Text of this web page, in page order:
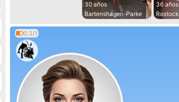
30 años
Bartenshagen-Parke
36 años
Rostock
0.3/1